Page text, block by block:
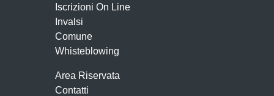
Iscrizioni On Line
Invalsi
Comune
Whisteblowing
Area Riservata
Contatti